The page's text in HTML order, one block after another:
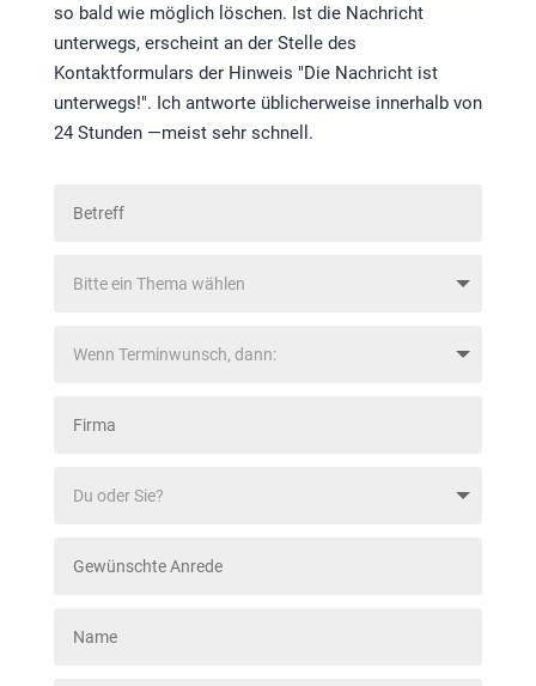
so bald wie möglich löschen. Ist die Nachricht
unterwegs, erscheint an der Stelle des
Kontaktformulars der Hinweis "Die Nachricht ist
unterwegs!". Ich antworte üblicherweise innerhalb von
24 Stunden —meist sehr schnell.